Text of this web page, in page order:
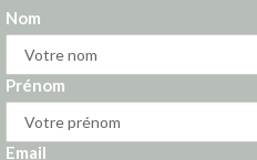
Nom
Prénom
Email